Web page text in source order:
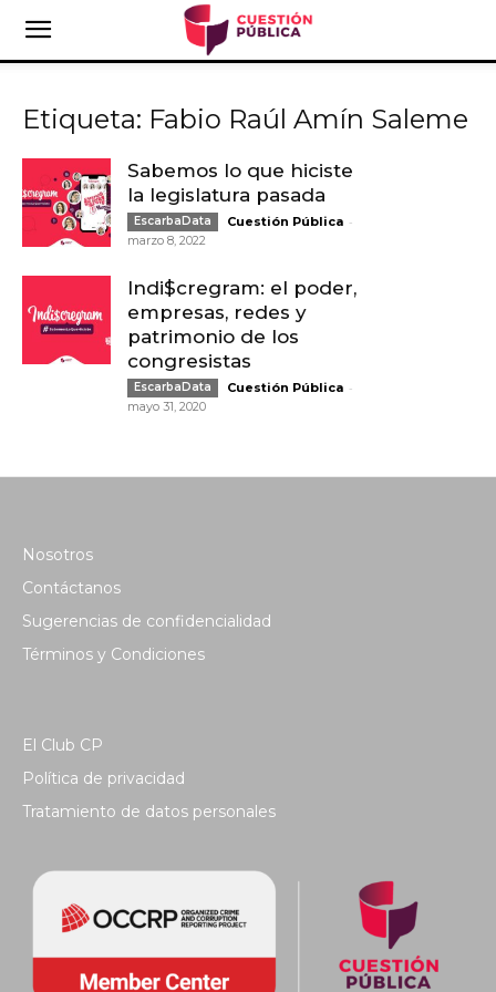
Etiqueta: Fabio Raúl Amín Saleme
Sabemos lo que hiciste
la legislatura pasada
EscarbaData Cuestión Pública -
marzo 8, 2022
Indi$cregram: el poder,
empresas, redes y
patrimonio de los
congresistas
EscarbaData Cuestión Pública -
mayo 31, 2020
Nosotros
Contáctanos
Sugerencias de confidencialidad
Términos y Condiciones
El Club CP
Política de privacidad
Tratamiento de datos personales